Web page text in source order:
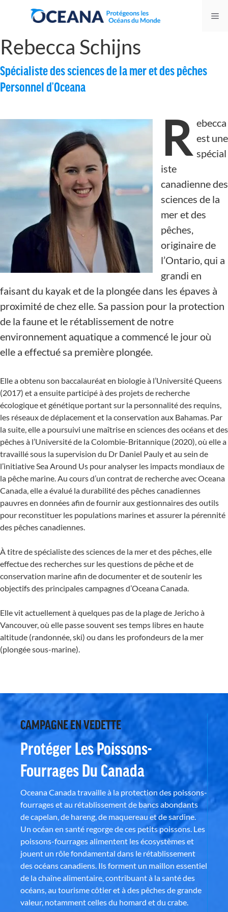
Rebecca Schijns
Spécialiste des sciences de la mer et des pêches
Personnel d’Oceana
R ebecca
est une
spécial
iste
canadienne des
sciences de la
mer et des
pêches,
originaire de
l’Ontario, qui a
grandi en
faisant du kayak et de la plongée dans les épaves à
proximité de chez elle. Sa passion pour la protection
de la faune et le rétablissement de notre
environnement aquatique a commencé le jour où
elle a effectué sa première plongée.
Elle a obtenu son baccalauréat en biologie à l’Université Queens
(2017) et a ensuite participé à des projets de recherche
écologique et génétique portant sur la personnalité des requins,
les réseaux de déplacement et la conservation aux Bahamas. Par
la suite, elle a poursuivi une maîtrise en sciences des océans et des
pêches à l’Université de la Colombie-Britannique (2020), où elle a
travaillé sous la supervision du Dr Daniel Pauly et au sein de
l’initiative Sea Around Us pour analyser les impacts mondiaux de
la pêche marine. Au cours d’un contrat de recherche avec Oceana
Canada, elle a évalué la durabilité des pêches canadiennes
pauvres en données afin de fournir aux gestionnaires des outils
pour reconstituer les populations marines et assurer la pérennité
des pêches canadiennes.
À titre de spécialiste des sciences de la mer et des pêches, elle
effectue des recherches sur les questions de pêche et de
conservation marine afin de documenter et de soutenir les
objectifs des principales campagnes d’Oceana Canada.
Elle vit actuellement à quelques pas de la plage de Jericho à
Vancouver, où elle passe souvent ses temps libres en haute
altitude (randonnée, ski) ou dans les profondeurs de la mer
(plongée sous-marine).
CAMPAGNE EN VEDETTE
Protéger Les Poissons-
Fourrages Du Canada
Oceana Canada travaille à la protection des poissons-
fourrages et au rétablissement de bancs abondants
de capelan, de hareng, de maquereau et de sardine.
Un océan en santé regorge de ces petits poissons. Les
poissons-fourrages alimentent les écosystèmes et
jouent un rôle fondamental dans le rétablissement
des océans canadiens. Ils forment un maillon essentiel
de la chaîne alimentaire, contribuant à la santé des
océans, au tourisme côtier et à des pêches de grande
valeur, notamment celles du homard et du crabe.